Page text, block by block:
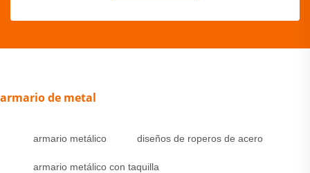
armario de metal
armario metálico diseños de roperos de acero
armario metálico con taquilla